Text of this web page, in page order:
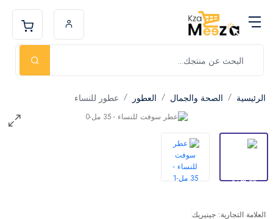
الرئيسية الصحة والجمال العطور عطور للنساء
العلامة التجارية: جينيريك